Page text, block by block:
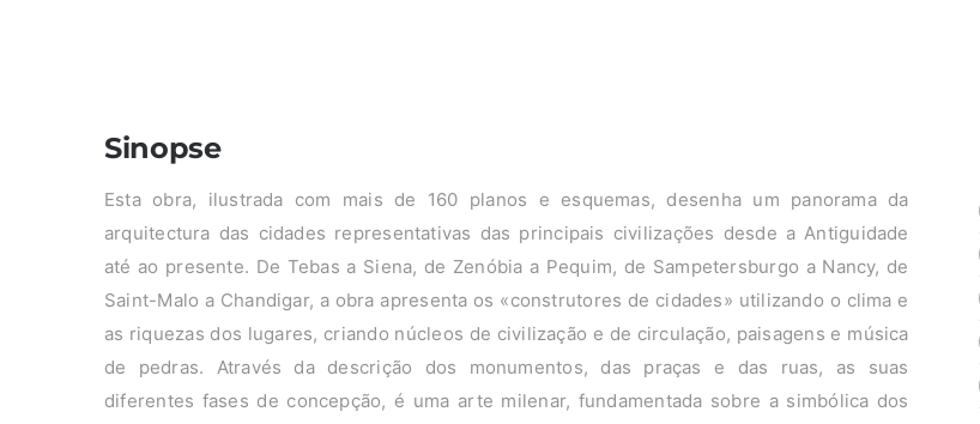
Sinopse
Esta obra, ilustrada com mais de 160 planos e esquemas, desenha um panorama da
arquitectura das cidades representativas das principais civilizações desde a Antiguidade
até ao presente. De Tebas a Siena, de Zenóbia a Pequim, de Sampetersburgo a Nancy, de
Saint-Malo a Chandigar, a obra apresenta os «construtores de cidades» utilizando o clima e
as riquezas dos lugares, criando núcleos de civilização e de circulação, paisagens e música
de pedras. Através da descrição dos monumentos, das praças e das ruas, as suas
diferentes fases de concepção, é uma arte milenar, fundamentada sobre a simbólica dos